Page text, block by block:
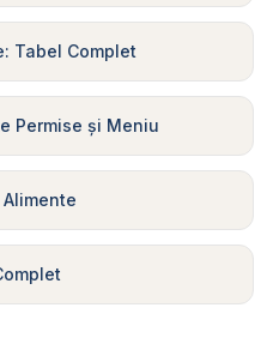
Tabel Complet
Permise și Meniu